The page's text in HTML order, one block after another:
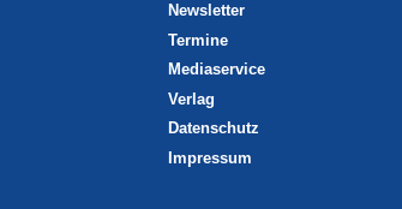
Newsletter
Termine
Mediaservice
Verlag
Datenschutz
Impressum